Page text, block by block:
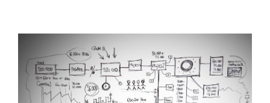
Larger
Image